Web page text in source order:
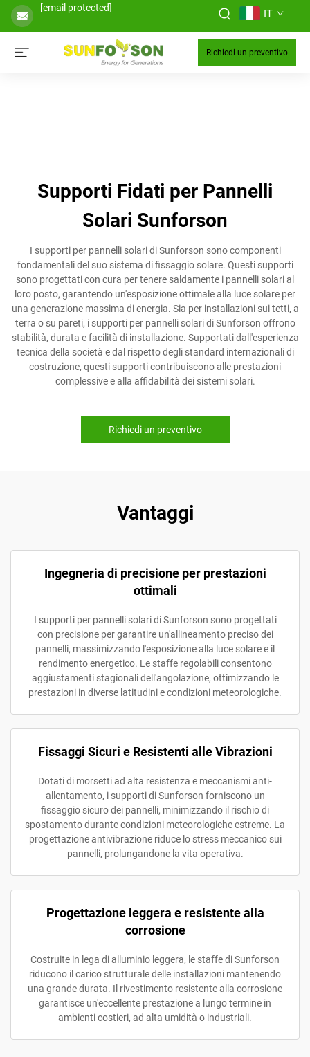
[email protected] IT
Richiedi un preventivo
Supporti Fidati per Pannelli
Solari Sunforson
I supporti per pannelli solari di Sunforson sono componenti
fondamentali del suo sistema di fissaggio solare. Questi supporti
sono progettati con cura per tenere saldamente i pannelli solari al
loro posto, garantendo un'esposizione ottimale alla luce solare per
una generazione massima di energia. Sia per installazioni sui tetti, a
terra o su pareti, i supporti per pannelli solari di Sunforson offrono
stabilità, durata e facilità di installazione. Supportati dall'esperienza
tecnica della società e dal rispetto degli standard internazionali di
costruzione, questi supporti contribuiscono alle prestazioni
complessive e alla affidabilità dei sistemi solari.
Richiedi un preventivo
Vantaggi
Ingegneria di precisione per prestazioni
ottimali
I supporti per pannelli solari di Sunforson sono progettati
con precisione per garantire un'allineamento preciso dei
pannelli, massimizzando l'esposizione alla luce solare e il
rendimento energetico. Le staffe regolabili consentono
aggiustamenti stagionali dell'angolazione, ottimizzando le
prestazioni in diverse latitudini e condizioni meteorologiche.
Fissaggi Sicuri e Resistenti alle Vibrazioni
Dotati di morsetti ad alta resistenza e meccanismi anti-
allentamento, i supporti di Sunforson forniscono un
fissaggio sicuro dei pannelli, minimizzando il rischio di
spostamento durante condizioni meteorologiche estreme. La
progettazione antivibrazione riduce lo stress meccanico sui
pannelli, prolungandone la vita operativa.
Progettazione leggera e resistente alla
corrosione
Costruite in lega di alluminio leggera, le staffe di Sunforson
riducono il carico strutturale delle installazioni mantenendo
una grande durata. Il rivestimento resistente alla corrosione
garantisce un'eccellente prestazione a lungo termine in
ambienti costieri, ad alta umidità o industriali.